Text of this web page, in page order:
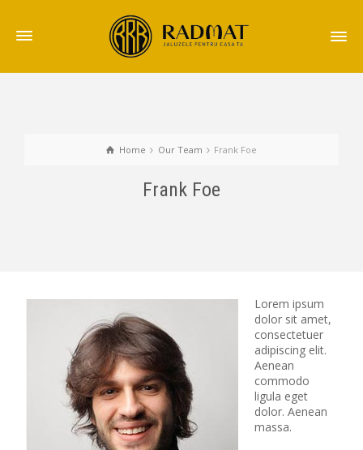
Home Our Team Frank Foe
Frank Foe
Lorem ipsum
dolor sit amet,
consectetuer
adipiscing elit.
Aenean
commodo
ligula eget
dolor. Aenean
massa.